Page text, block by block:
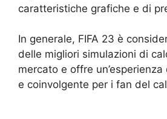
caratteristiche grafiche e di
In generale, FIFA 23 è
delle migliori simulazioni di
mercato e offre
e coinvolgente per i fan del